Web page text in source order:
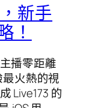
新手
！
播零距離
最火熱的視
Live173 的